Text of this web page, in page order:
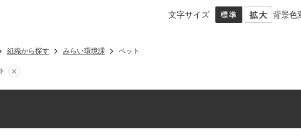
文字サイズ 背景色
組織から探す みらい環境課 ペット